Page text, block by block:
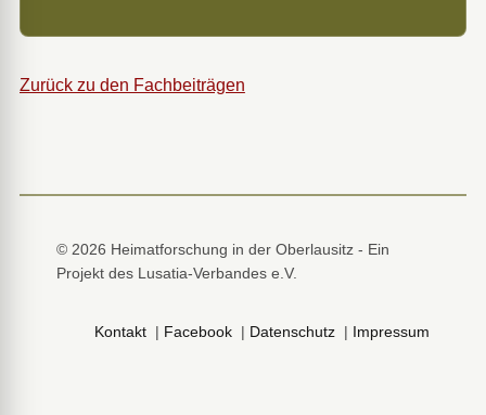
Zurück zu den Fachbeiträgen
© 2026 Heimatforschung in der Oberlausitz - Ein
Projekt des Lusatia-Verbandes e.V.
Kontakt | Facebook | Datenschutz | Impressum